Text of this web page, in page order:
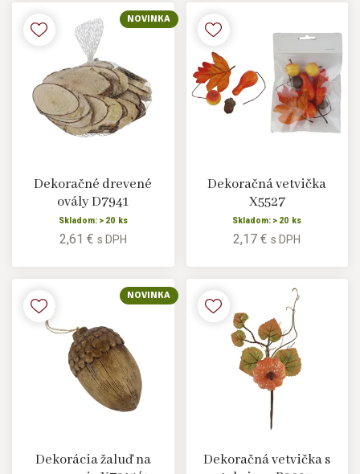
NOVINKA
Dekoračné drevené
ovály D7941
Skladom: > 20 ks
2,61 € s DPH
Dekoračná vetvička
X5527
Skladom: > 20 ks
2,17 €s DPH
NOVINKA
Dekorácia žaluď na
Dekoračná vetvička s